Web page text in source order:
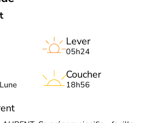
Lever
05h24
Coucher
18h56